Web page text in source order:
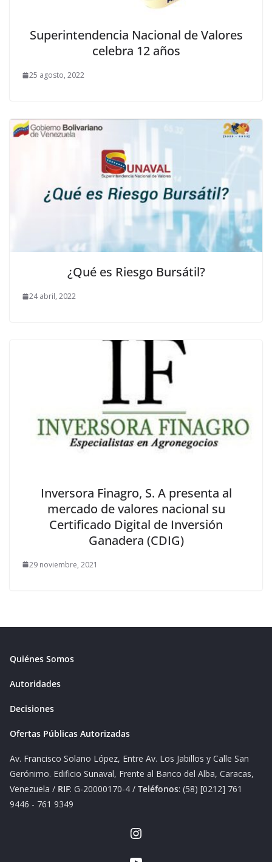
Superintendencia Nacional de Valores
celebra 12 años
25 agosto, 2022
¿Qué es Riesgo Bursátil?
24 abril, 2022
Inversora Finagro, S. A presenta al
mercado de valores nacional su
Certificado Digital de Inversión
Ganadera (CDIG)
29 noviembre, 2021
Quiénes Somos
Autoridades
Decisiones
Ofertas Públicas Autorizadas
Av. Francisco Solano López, Entre Av. Los Jabillos y Calle San
Gerónimo. Edificio Sunaval, Frente al Banco del Alba, Caracas,
Venezuela / RIF: G-20000170-4 / Teléfonos: (58) [0212] 761
9446 - 761 9349